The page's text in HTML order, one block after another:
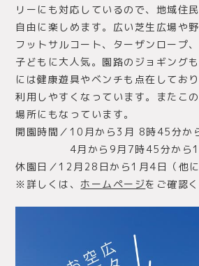
リーにも対応しているので、地域住
自由に楽しめます。広い芝生広場や
フットサルコート、ターザンロープ
子どもに大人気。園路のジョギング
には健康遊具やベンチも点在してお
利用しやすくなっています。またこ
場所にもなっています。
開園時間／10月から3月 8時45分か
4月から9月7時45分から18
休園日／12月28日から1月4日（他に
※詳しくは、 ホームページをご確認